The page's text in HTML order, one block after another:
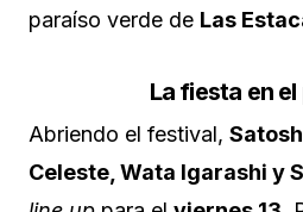
paraíso verde de Las
La fiesta en
Abriendo el festival,
Celeste, Wata Igarashi y